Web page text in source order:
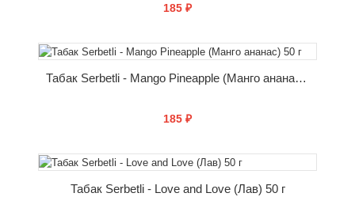
185 ₽
КУПИТЬ
Табак Serbetli - Mango Pineapple (Манго ананас) 50 г
185 ₽
КУПИТЬ
Табак Serbetli - Love and Love (Лав) 50 г